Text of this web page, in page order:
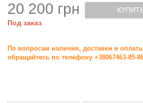
20 200 грн
Под заказ
По вопросам наличия, доставки и
обращайтесь по телефону +38067463-85-